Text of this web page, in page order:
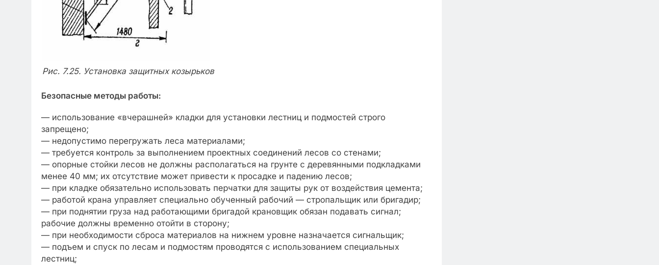
Рис. 7.25. Установка защитных козырьков
Безопасные методы работы:
— использование «вчерашней» кладки для установки лестниц и подмостей строго
запрещено;
— недопустимо перегружать леса материалами;
— требуется контроль за выполнением проектных соединений лесов со стенами;
— опорные стойки лесов не должны располагаться на грунте с деревянными подкладками
менее 40 мм; их отсутствие может привести к просадке и падению лесов;
— при кладке обязательно использовать перчатки для защиты рук от воздействия цемента;
— работой крана управляет специально обученный рабочий — стропальщик или бригадир;
— при поднятии груза над работающими бригадой крановщик обязан подавать сигнал;
рабочие должны временно отойти в сторону;
— при необходимости сброса материалов на нижнем уровне назначается сигнальщик;
— подъем и спуск по лесам и подмостям проводятся с использованием специальных
лестниц;